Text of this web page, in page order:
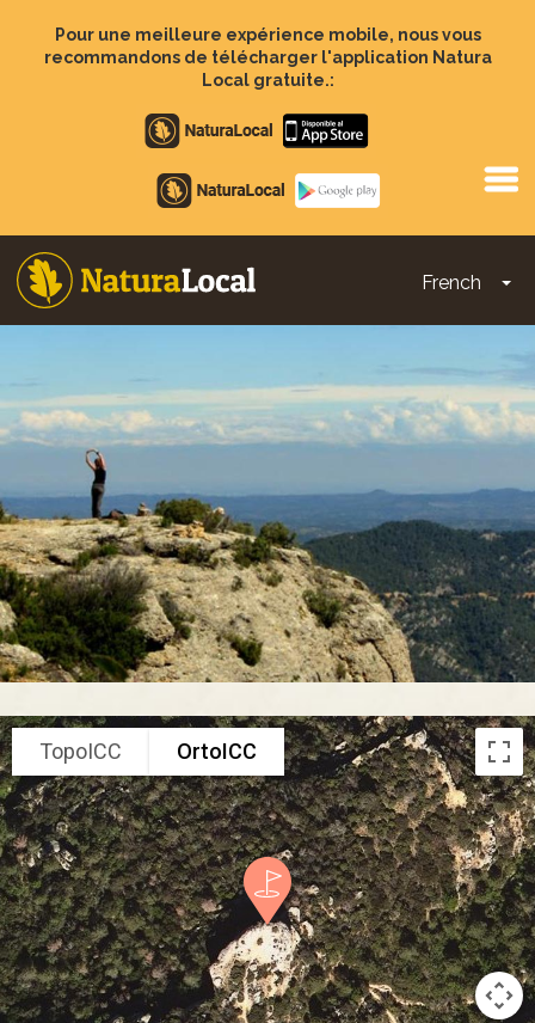
contenu
Pour une meilleure expérience mobile, nous vous
recommandons de télécharger l'application Natura
Local gratuite.:
Apple
store
Google
Play
French
Main
navigation
TopoICC OrtoICC